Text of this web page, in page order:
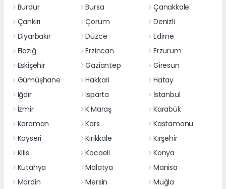
Burdur
Bursa
Çanakkale
Çankırı
Çorum
Denizli
Diyarbakır
Düzce
Edirne
Elazığ
Erzincan
Erzurum
Eskişehir
Gaziantep
Giresun
Gümüşhane
Hakkari
Hatay
Iğdır
Isparta
İstanbul
İzmir
K.Maraş
Karabük
Karaman
Kars
Kastamonu
Kayseri
Kırıkkale
Kırşehir
Kilis
Kocaeli
Konya
Kütahya
Malatya
Manisa
Mardin
Mersin Muğla